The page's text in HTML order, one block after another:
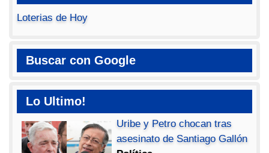
Loterias de Hoy
Buscar con Google
Lo Ultimo!
Uribe y Petro chocan tras
asesinato de Santiago Gallón